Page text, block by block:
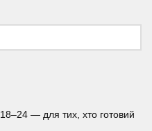
— для тих, хто готовий